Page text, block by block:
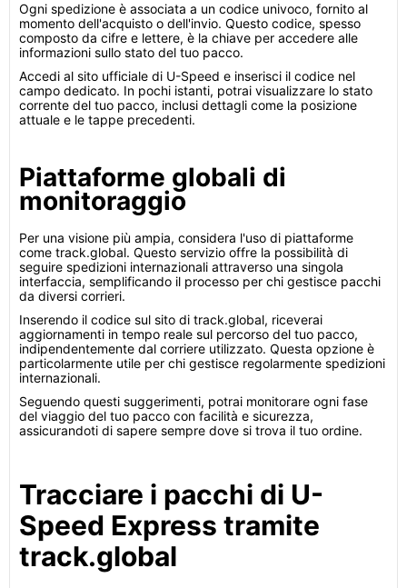
Ogni spedizione è associata a un codice univoco, fornito al
momento dell'acquisto o dell'invio. Questo codice, spesso
composto da cifre e lettere, è la chiave per accedere alle
informazioni sullo stato del tuo pacco.
Accedi al sito ufficiale di U-Speed e inserisci il codice nel
campo dedicato. In pochi istanti, potrai visualizzare lo stato
corrente del tuo pacco, inclusi dettagli come la posizione
attuale e le tappe precedenti.
Piattaforme globali di
monitoraggio
Per una visione più ampia, considera l'uso di piattaforme
come track.global. Questo servizio offre la possibilità di
seguire spedizioni internazionali attraverso una singola
interfaccia, semplificando il processo per chi gestisce pacchi
da diversi corrieri.
Inserendo il codice sul sito di track.global, riceverai
aggiornamenti in tempo reale sul percorso del tuo pacco,
indipendentemente dal corriere utilizzato. Questa opzione è
particolarmente utile per chi gestisce regolarmente spedizioni
internazionali.
Seguendo questi suggerimenti, potrai monitorare ogni fase
del viaggio del tuo pacco con facilità e sicurezza,
assicurandoti di sapere sempre dove si trova il tuo ordine.
Tracciare i pacchi di U-
Speed Express tramite
track.global